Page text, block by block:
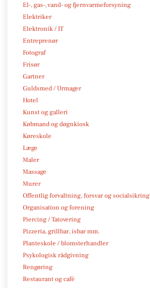
El-, gas-, vand- og fjernvarmeforsyning
Elektriker
Elektronik / IT
Entreprenør
Fotograf
Frisør
Gartner
Guldsmed / Urmager
Hotel
Kunst og galleri
Købmand og døgnkiosk
Køreskole
Læge
Maler
Massage
Murer
Offentlig forvaltning, forsvar og socialsikring
Organisation og forening
Piercing / Tatovering
Pizzeria, grillbar, isbar mm.
Planteskole / blomsterhandler
Psykologisk rådgivning
Rengøring
Restaurant og café